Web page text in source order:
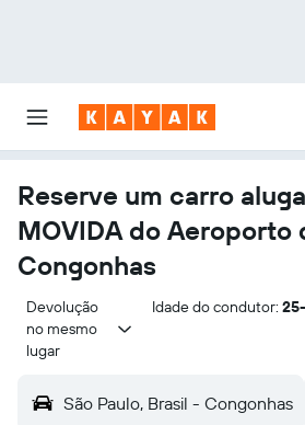
Reserve um carro
MOVIDA do Aeroporto
Congonhas
Devolução
no mesmo
lugar
Idade do condutor:
São Paulo, Brasil - Congonhas